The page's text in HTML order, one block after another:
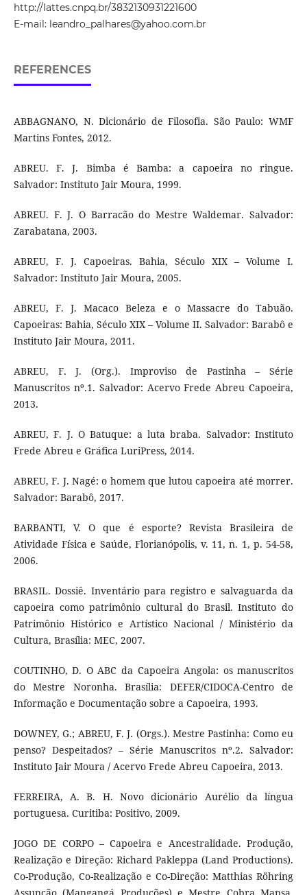
http://lattes.cnpq.br/3832130931221600
E-mail: leandro_palhares@yahoo.com.br
REFERENCES
ABBAGNANO, N. Dicionário de Filosofia. São Paulo: WMF
Martins Fontes, 2012.
ABREU. F. J. Bimba é Bamba: a capoeira no ringue.
Salvador: Instituto Jair Moura, 1999.
ABREU. F. J. O Barracão do Mestre Waldemar. Salvador:
Zarabatana, 2003.
ABREU, F. J. Capoeiras. Bahia, Século XIX – Volume I.
Salvador: Instituto Jair Moura, 2005.
ABREU, F. J. Macaco Beleza e o Massacre do Tabuão.
Capoeiras: Bahia, Século XIX – Volume II. Salvador: Barabô e
Instituto Jair Moura, 2011.
ABREU, F. J. (Org.). Improviso de Pastinha – Série
Manuscritos nº.1. Salvador: Acervo Frede Abreu Capoeira,
2013.
ABREU, F. J. O Batuque: a luta braba. Salvador: Instituto
Frede Abreu e Gráfica LuriPress, 2014.
ABREU, F. J. Nagé: o homem que lutou capoeira até morrer.
Salvador: Barabô, 2017.
BARBANTI, V. O que é esporte? Revista Brasileira de
Atividade Física e Saúde, Florianópolis, v. 11, n. 1, p. 54-58,
2006.
BRASIL. Dossiê. Inventário para registro e salvaguarda da
capoeira como patrimônio cultural do Brasil. Instituto do
Patrimônio Histórico e Artístico Nacional / Ministério da
Cultura, Brasília: MEC, 2007.
COUTINHO, D. O ABC da Capoeira Angola: os manuscritos
do Mestre Noronha. Brasília: DEFER/CIDOCA-Centro de
Informação e Documentação sobre a Capoeira, 1993.
DOWNEY, G.; ABREU, F. J. (Orgs.). Mestre Pastinha: Como eu
penso? Despeitados? – Série Manuscritos nº.2. Salvador:
Instituto Jair Moura / Acervo Frede Abreu Capoeira, 2013.
FERREIRA, A. B. H. Novo dicionário Aurélio da língua
portuguesa. Curitiba: Positivo, 2009.
JOGO DE CORPO – Capoeira e Ancestralidade. Produção,
Realização e Direção: Richard Pakleppa (Land Productions).
Co-Produção, Co-Realização e Co-Direção: Matthias Rӧhring